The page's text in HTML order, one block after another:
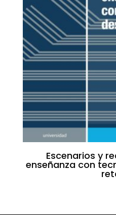
Escenarios y
enseñanza con